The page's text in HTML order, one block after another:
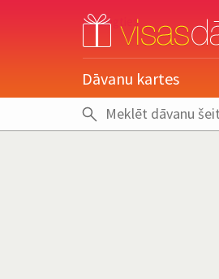
pieslēgties
Dāvanu kartes